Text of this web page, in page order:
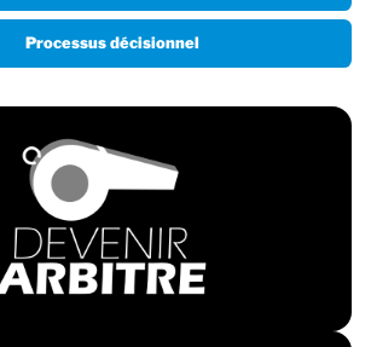
Processus décisionnel